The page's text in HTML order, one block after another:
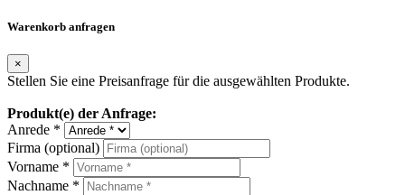
Warenkorb anfragen
×
Stellen Sie eine Preisanfrage für die ausgewählten Produkte.
Produkt(e) der Anfrage:
Anrede *
Firma (optional)
Vorname *
Nachname *